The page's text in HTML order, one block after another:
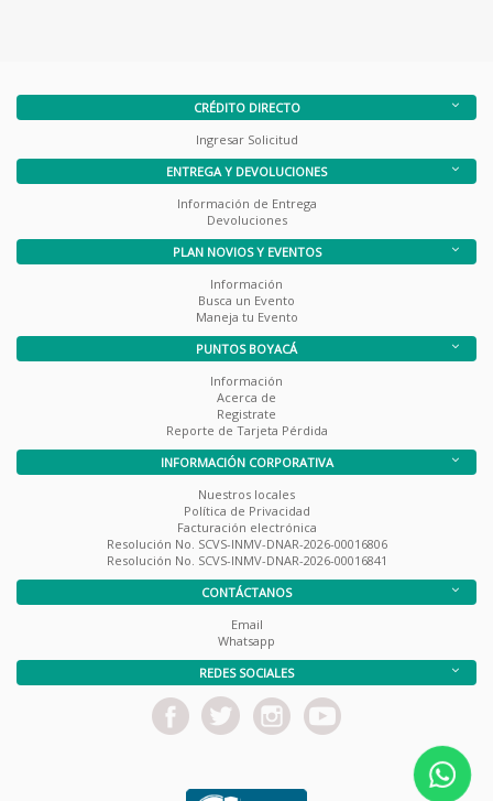
CRÉDITO DIRECTO
Ingresar Solicitud
ENTREGA Y DEVOLUCIONES
Información de Entrega
Devoluciones
PLAN NOVIOS Y EVENTOS
Información
Busca un Evento
Maneja tu Evento
PUNTOS BOYACÁ
Información
Acerca de
Registrate
Reporte de Tarjeta Pérdida
INFORMACIÓN CORPORATIVA
Nuestros locales
Política de Privacidad
Facturación electrónica
Resolución No. SCVS-INMV-DNAR-2026-00016806
Resolución No. SCVS-INMV-DNAR-2026-00016841
CONTÁCTANOS
Email
Whatsapp
REDES SOCIALES